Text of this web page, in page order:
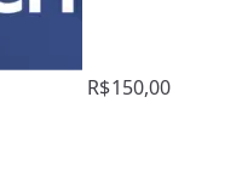
R$150,00